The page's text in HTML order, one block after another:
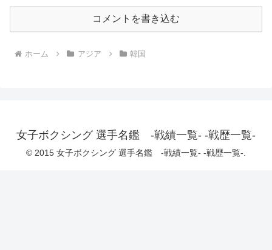
コメントを書き込む
ホーム アジア 韓国
女子ボクシング 選手名鑑 -戦績一覧- -戦歴一覧-
© 2015 女子ボクシング 選手名鑑 -戦績一覧- -戦歴一覧-.